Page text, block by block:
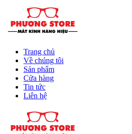
Trang chủ
Về chúng tôi
Sản phẩm
Cửa hàng
Tin tức
Liên hệ